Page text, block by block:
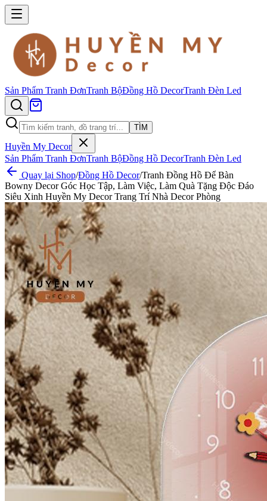
Sản Phẩm Tranh ĐơnTranh BộĐồng Hồ DecorTranh Đèn Led
TÌM
Huyền My Decor
Sản Phẩm Tranh ĐơnTranh BộĐồng Hồ DecorTranh Đèn Led
Quay lại Shop/Đồng Hồ Decor/Tranh Đồng Hồ Để Bàn
Bowny Decor Góc Học Tập, Làm Việc, Làm Quà Tặng Độc Đáo
Siêu Xinh Huyền My Decor Trang Trí Nhà Decor Phòng